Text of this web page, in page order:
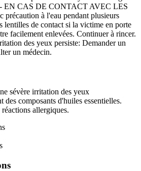
EN CAS DE CONTACT AVEC LES
à l'eau pendant plusieurs
lentilles de contact si la victime en porte
facilement enlevées. Continuer à rincer.
des yeux persiste: Demander un
un médecin.
sévère irritation des yeux
composants d'huiles essentielles.
allergiques.